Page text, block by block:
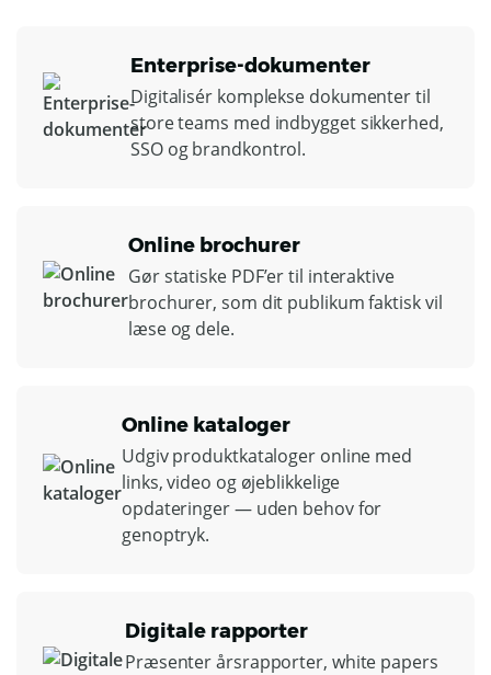
Enterprise-dokumenter
Digitalisér komplekse dokumenter til
store teams med indbygget sikkerhed,
SSO og brandkontrol.
Online brochurer
Gør statiske PDF’er til interaktive
brochurer, som dit publikum faktisk vil
læse og dele.
Online kataloger
Udgiv produktkataloger online med
links, video og øjeblikkelige
opdateringer — uden behov for
genoptryk.
Digitale rapporter
Præsenter årsrapporter, white papers